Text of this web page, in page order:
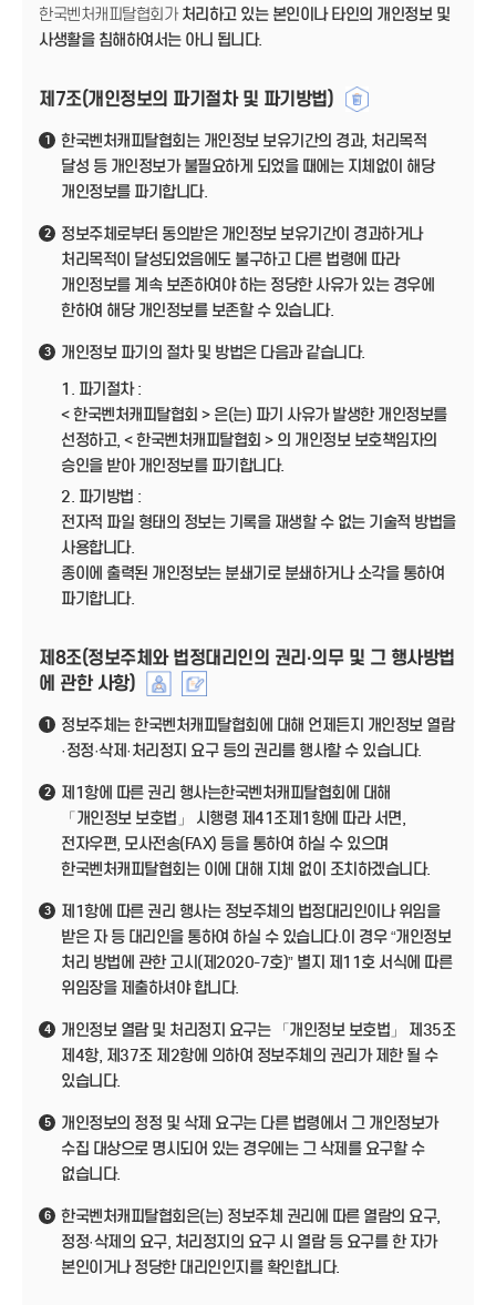
한국벤처캐피탈협회가처리하고 있는 본인이나 타인의 개인정보 및
사생활을 침해하여서는 아니 됩니다.
제7조(개인정보의 파기절차 및 파기방법)
1
한국벤처캐피탈협회는 개인정보 보유기간의 경과, 처리목적
달성 등 개인정보가 불필요하게 되었을 때에는 지체없이 해당
개인정보를 파기합니다.
2
정보주체로부터 동의받은 개인정보 보유기간이 경과하거나
처리목적이 달성되었음에도 불구하고 다른 법령에 따라
개인정보를 계속 보존하여야 하는 정당한 사유가 있는 경우에
한하여 해당 개인정보를 보존할 수 있습니다.
3
개인정보 파기의 절차 및 방법은 다음과 같습니다.
1. 파기절차 :
< 한국벤처캐피탈협회 > 은(는) 파기 사유가 발생한 개인정보를
선정하고, < 한국벤처캐피탈협회 > 의 개인정보 보호책임자의
승인을 받아 개인정보를 파기합니다.
2. 파기방법 :
전자적 파일 형태의 정보는 기록을 재생할 수 없는 기술적 방법을
사용합니다.
종이에 출력된 개인정보는 분쇄기로 분쇄하거나 소각을 통하여
파기합니다.
제8조(정보주체와 법정대리인의 권리·의무 및 그 행사방법
에 관한 사항)
1
정보주체는 한국벤처캐피탈협회에 대해 언제든지 개인정보 열람
·정정·삭제·처리정지 요구 등의 권리를 행사할 수 있습니다.
2
제1항에 따른 권리 행사는한국벤처캐피탈협회에 대해
「개인정보 보호법」 시행령 제41조제1항에 따라 서면,
전자우편, 모사전송(FAX) 등을 통하여 하실 수 있으며
한국벤처캐피탈협회는 이에 대해 지체 없이 조치하겠습니다.
3
제1항에 따른 권리 행사는 정보주체의 법정대리인이나 위임을
받은 자 등 대리인을 통하여 하실 수 있습니다.이 경우 “개인정보
처리 방법에 관한 고시(제2020-7호)” 별지 제11호 서식에 따른
위임장을 제출하셔야 합니다.
4
개인정보 열람 및 처리정지 요구는 「개인정보 보호법」 제35조
제4항, 제37조 제2항에 의하여 정보주체의 권리가 제한 될 수
있습니다.
5
개인정보의 정정 및 삭제 요구는 다른 법령에서 그 개인정보가
수집 대상으로 명시되어 있는 경우에는 그 삭제를 요구할 수
없습니다.
6
한국벤처캐피탈협회은(는) 정보주체 권리에 따른 열람의 요구,
정정·삭제의 요구, 처리정지의 요구 시 열람 등 요구를 한 자가
본인이거나 정당한 대리인인지를 확인합니다.